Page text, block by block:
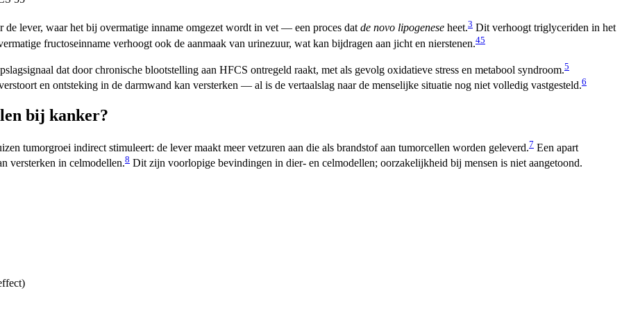
de lever, waar het bij overmatige inname omgezet wordt in vet — een proces datde novo lipogenese heet.3 Dit verhoogt triglyceriden in het
fructoseinname verhoogt ook de aanmaak van urinezuur, wat kan bijdragen aan jicht en nierstenen.45
dat door chronische blootstelling aan HFCS ontregeld raakt, met als gevolg oxidatieve stress en metabool syndroom.5
en ontsteking in de darmwand kan versterken — al is de vertaalslag naar de menselijke situatie nog niet volledig vastgesteld.6
bij kanker?
tumorgroei indirect stimuleert: de lever maakt meer vetzuren aan die als brandstof aan tumorcellen worden geleverd.7 Een apart
versterken in celmodellen.8 Dit zijn voorlopige bevindingen in dier- en celmodellen; oorzakelijkheid bij mensen is niet aangetoond.